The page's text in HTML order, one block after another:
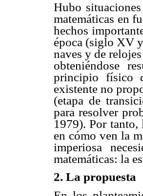
Hubo
matemáticas en
hechos
época (siglo XV
naves y de
obteniéndose
principio físico
existente no
(etapa de
para resolver
1979). Por tanto,
en cómo ven la
imperiosa
matemáticas: la
2. La propuesta